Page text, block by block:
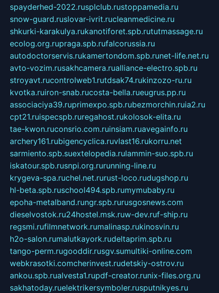
spayderhed-2022.rusplclub.rustoppamedia.ru
snow-guard.ruslovar-ivrit.rucleanmedicine.ru
shkurki-karakulya.rukanotiforet.spb.rututmassage.ru
ecolog.org.rupraga.spb.rufalcorussia.ru
autodoctorservis.rukamertondom.spb.runet-life.net.ru
avto-vozim.rusakhcamera.rualliance-electro.spb.ru
stroyavt.rucontrolweb1.rutdsak74.rukinzozo-ru.ru
kvotka.ruiron-snab.rucosta-bella.rueugrus.pp.ru
associaciya39.ruprimexpo.spb.rubezmorchin.ruia2.ru
cpt21.ruispecspb.ruregahost.rukolosok-elita.ru
tae-kwon.ruconsrio.com.ruinsiam.ruavegainfo.ru
archery161.rubigencyclica.ruvlast16.rukorru.net
sarmiento.spb.suextelopedia.rulammin-suo.spb.ru
iskatour.spb.rusnpi.org.rurunning-line.ru
krygeva-spa.ruchel.net.rurust-loco.rudugshop.ru
hl-beta.spb.ruschool494.spb.rumymubaby.ru
epoha-metalband.rungr.spb.rurusgosnews.com
dieselvostok.ru24hostel.msk.ruw-dev.ruf-ship.ru
regsmi.rufilmnetwork.rumalinasp.rukinosvin.ru
h2o-salon.rumalutkayork.rudeltaprim.spb.ru
tango-perm.rugooddir.rusgv.sumultiki-online.com
webkrasotki.comcherinvest.rudetskiy-ostrov.ru
ankou.spb.rualvesta1.rupdf-creator.runix-files.org.ru
sakhatoday.ruelektrikersymboler.rusputnikyes.ru